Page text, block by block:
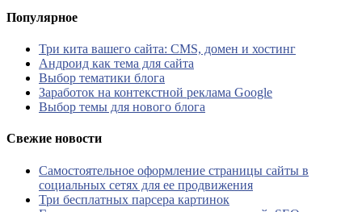
Популярное
Три кита вашего сайта: CMS, домен и хостинг
Андроид как тема для сайта
Выбор тематики блога
Заработок на контекстной реклама Google
Выбор темы для нового блога
Свежие новости
Самостоятельное оформление страницы сайты в
социальных сетях для ее продвижения
Три бесплатных парсера картинок